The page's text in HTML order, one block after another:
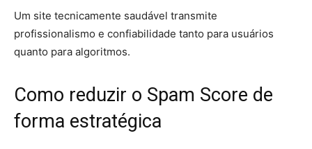
Um site tecnicamente saudável transmite
profissionalismo e confiabilidade tanto para usuários
quanto para algoritmos.
Como reduzir o Spam Score de
forma estratégica